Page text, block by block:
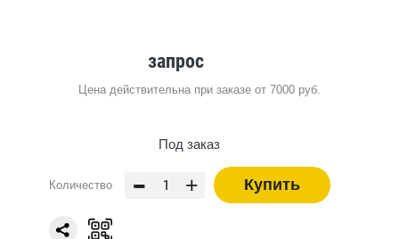
запрос
Цена действительна при заказе от 7000 руб.
Под заказ
Количество - + Купить